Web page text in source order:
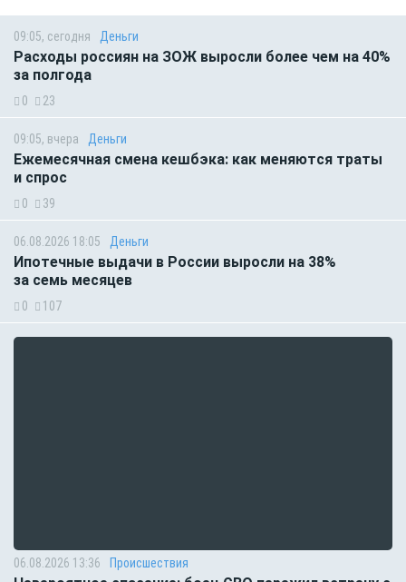
09:05, сегодня Деньги
Расходы россиян на ЗОЖ выросли более чем на 40%
за полгода
0 23
09:05, вчера Деньги
Ежемесячная смена кешбэка: как меняются траты
и спрос
0 39
06.08.2026 18:05 Деньги
Ипотечные выдачи в России выросли на 38%
за семь месяцев
0 107
06.08.2026 13:36 Происшествия